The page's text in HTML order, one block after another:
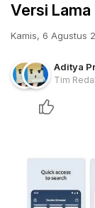
Versi Lama
Kamis, 6 Agustus
Aditya
Tim